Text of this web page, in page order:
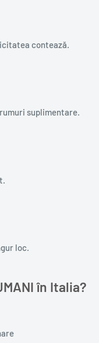
contează.
suplimentare.
loc.
în Italia?